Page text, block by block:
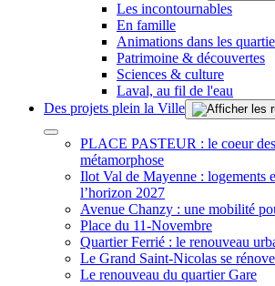
Les incontournables
En famille
Animations dans les
Patrimoine & découvertes
Sciences & culture
Laval, au fil de l'eau
Des projets plein la Ville
PLACE PASTEUR : le coeur
métamorphose
Ilot Val de Mayenne : logements
l’horizon 2027
Avenue Chanzy : une mobilité
Place du 11-Novembre
Quartier Ferrié : le renouveau
Le Grand Saint-Nicolas se rénove
Le renouveau du quartier Gare